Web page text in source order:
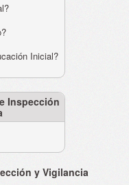
Inicial?
Inspección
y Vigilancia